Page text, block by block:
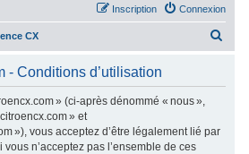
Connexion
Inscription
CX
- Conditions d’utilisation
» (ci-après dénommé « nous »,
» et
»), vous acceptez d’être légalement lié par
n’acceptez pas l’ensemble de ces